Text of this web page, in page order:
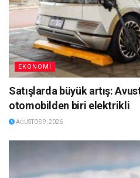
EKONOMİ
Satışlarda büyük artış:
otomobilden biri elektrikli
AĞUSTOS 9, 2026